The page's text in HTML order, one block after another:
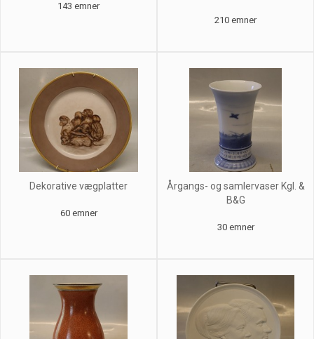
143 emner
210 emner
Dekorative vægplatter
60 emner
Årgangs- og samlervaser Kgl. &
B&G
30 emner